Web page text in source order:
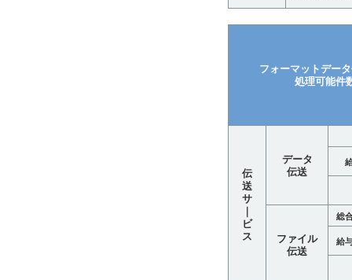
フォーマットデー
処理可能件
伝
送
サ
ビ
ス
データ
伝送
ファイル
伝送
総
給